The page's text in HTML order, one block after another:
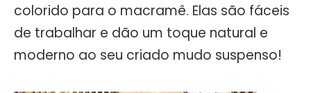
colorido para o macramê. Elas são fáceis
de trabalhar e dão um toque natural e
moderno ao seu criado mudo suspenso!